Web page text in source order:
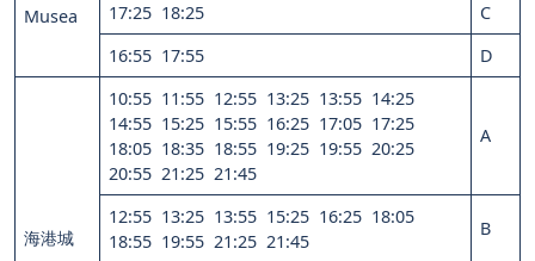
Musea
17:25 18:25
C
16:55 17:55
D
海港城
10:55 11:55 12:55 13:25 13:55 14:25
14:55 15:25 15:55 16:25 17:05 17:25
18:05 18:35 18:55 19:25 19:55 20:25
20:55 21:25 21:45
A
12:55 13:25 13:55 15:25 16:25 18:05
18:55 19:55 21:25 21:45
B